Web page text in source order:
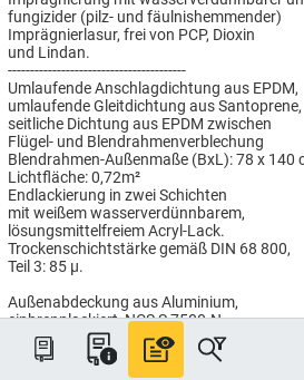
fungizider (pilz- und fäulnishemmender)
Imprägnierlasur, frei von PCP, Dioxin
und Lindan.
----------------------------------------
Umlaufende Anschlagdichtung aus EPDM,
umlaufende Gleitdichtung aus Santoprene,
seitliche Dichtung aus EPDM zwischen
Flügel- und Blendrahmenverblechung
Blendrahmen-Außenmaße (BxL): 78 x 140
Lichtfläche: 0,72m²
Endlackierung in zwei Schichten
mit weißem wasserverdünnbarem,
lösungsmittelfreiem Acryl-Lack.
Trockenschichtstärke gemäß DIN 68 800,
Teil 3: 85 µ.
Außenabdeckung aus Aluminium,
einbrennlackiert, NCS S 7500-N.
----------------------------------------
THERMO Verglasung mit
sehr guten technischen Werten: